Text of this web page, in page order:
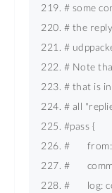
# some
# the
#
# Note
# that is
# all
#pass {
#
#
#